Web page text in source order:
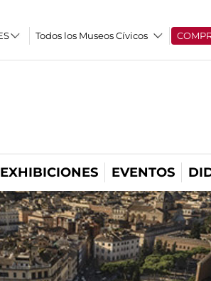
Todos los Museos Cívicos
EXHIBICIONES EVENTOS